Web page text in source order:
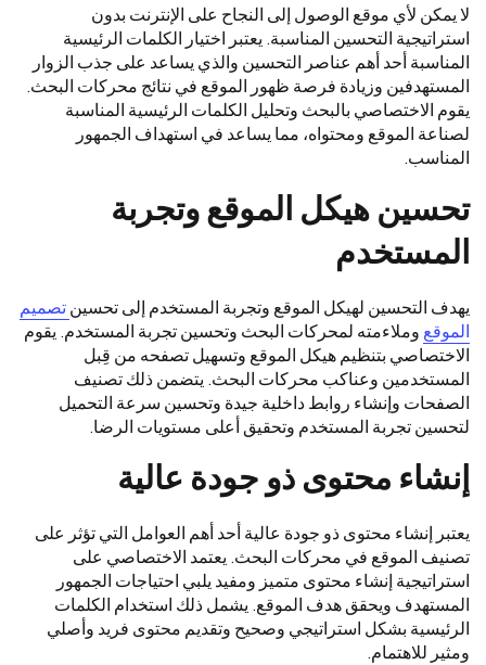
لا يمكن لأي موقع الوصول إلى النجاح على الإنترنت بدون
استراتيجية التحسين المناسبة. يعتبر اختيار الكلمات الرئيسية
المناسبة أحد أهم عناصر التحسين والذي يساعد على جذب الزوار
المستهدفين وزيادة فرصة ظهور الموقع في نتائج محركات البحث.
يقوم الاختصاصي بالبحث وتحليل الكلمات الرئيسية المناسبة
لصناعة الموقع ومحتواه، مما يساعد في استهداف الجمهور
المناسب.
تحسين هيكل الموقع وتجربة
المستخدم
يهدف التحسين لهيكل الموقع وتجربة المستخدم إلى تحسينتصميم
الموقع وملاءمته لمحركات البحث وتحسين تجربة المستخدم. يقوم
الاختصاصي بتنظيم هيكل الموقع وتسهيل تصفحه من قِبل
المستخدمين وعناكب محركات البحث. يتضمن ذلك تصنيف
الصفحات وإنشاء روابط داخلية جيدة وتحسين سرعة التحميل
لتحسين تجربة المستخدم وتحقيق أعلى مستويات الرضا.
إنشاء محتوى ذو جودة عالية
يعتبر إنشاء محتوى ذو جودة عالية أحد أهم العوامل التي تؤثر على
تصنيف الموقع في محركات البحث. يعتمد الاختصاصي على
استراتيجية إنشاء محتوى متميز ومفيد يلبي احتياجات الجمهور
المستهدف ويحقق هدف الموقع. يشمل ذلك استخدام الكلمات
الرئيسية بشكل استراتيجي وصحيح وتقديم محتوى فريد وأصلي
ومثير للاهتمام.